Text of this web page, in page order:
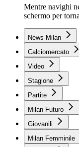
Mentre navighi
schermo per
News Milan
Calciomercato
Video
Stagione
Partite
Milan Futuro
Giovanili
Milan Femminile